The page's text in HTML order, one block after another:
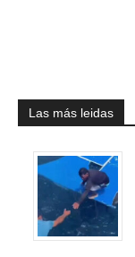
Las más leidas